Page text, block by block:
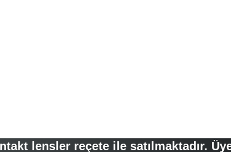
lensler reçete ile satılmaktadır.